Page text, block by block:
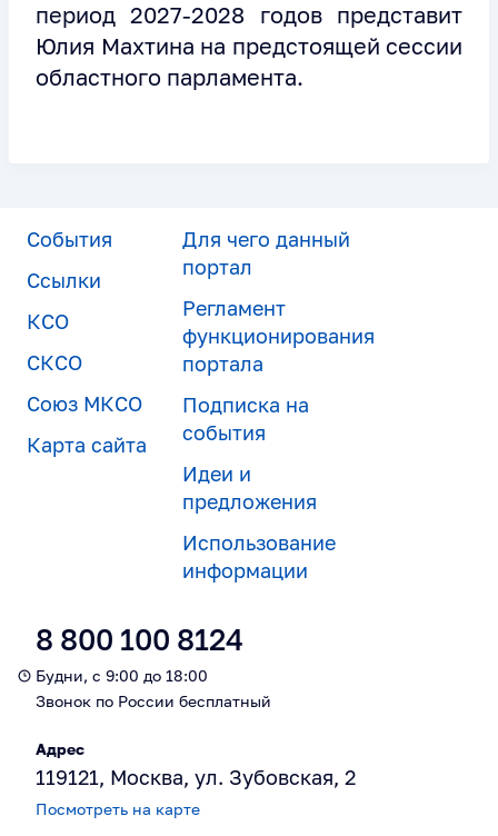
период 2027-2028 годов представит
Юлия Махтина на предстоящей сессии
областного парламента.
События
Ссылки
КСО
СКСО
Союз МКСО
Карта сайта
Для чего данный
портал
Регламент
функционирования
портала
Подписка на
события
Идеи и
предложения
Использование
информации
8 800 100 8124
Будни, с 9:00 до 18:00
Звонок по России бесплатный
Адрес
119121, Москва, ул. Зубовская, 2
Посмотреть на карте